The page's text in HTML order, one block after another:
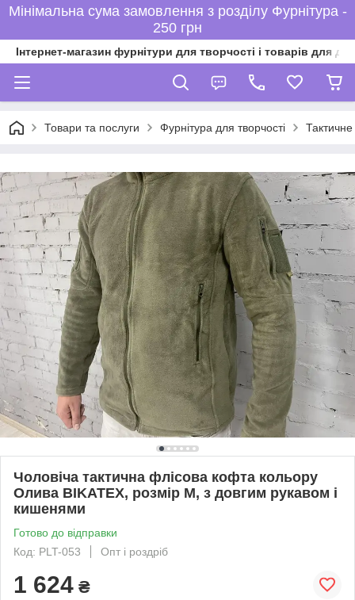
Мінімальна сума замовлення з розділу Фурнітура -
250 грн
Інтернет-магазин фурнітури для творчості і товарів для
Товари та послуги Фурнітура для творчості
Чоловіча тактична флісова кофта кольору
Олива BIKATEX, розмір М, з довгим рукавом і
кишенями
Готово до відправки
Код: PLT-053
Опт і роздріб
1 624 ₴